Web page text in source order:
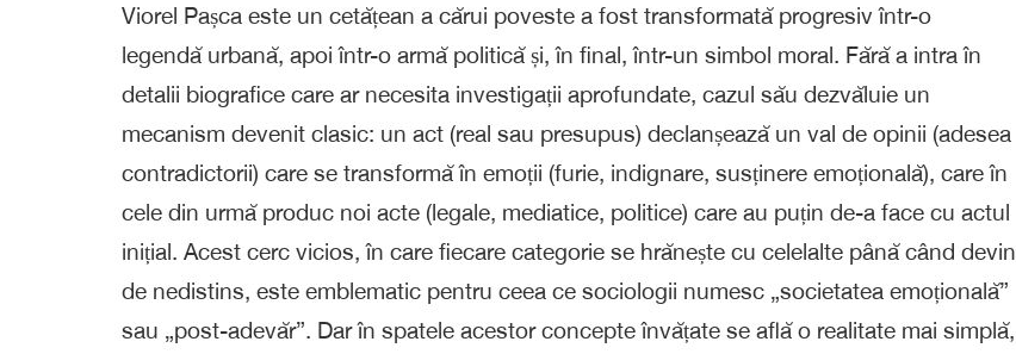
Viorel Pașca este un cetățean a cărui poveste a fost transformată progresiv într-o
legendă urbană, apoi într-o armă politică și, în final, într-un simbol moral. Fără a intra în
detalii biografice care ar necesita investigații aprofundate, cazul său dezvăluie un
mecanism devenit clasic: un act (real sau presupus) declanșează un val de opinii (adesea
contradictorii) care se transformă în emoții (furie, indignare, susținere emoțională), care în
cele din urmă produc noi acte (legale, mediatice, politice) care au puțin de-a face cu actul
inițial. Acest cerc vicios, în care fiecare categorie se hrănește cu celelalte până când devin
de nedistins, este emblematic pentru ceea ce sociologii numesc „societatea emoțională”
sau „post-adevăr”. Dar în spatele acestor concepte învățate se află o realitate mai simplă,